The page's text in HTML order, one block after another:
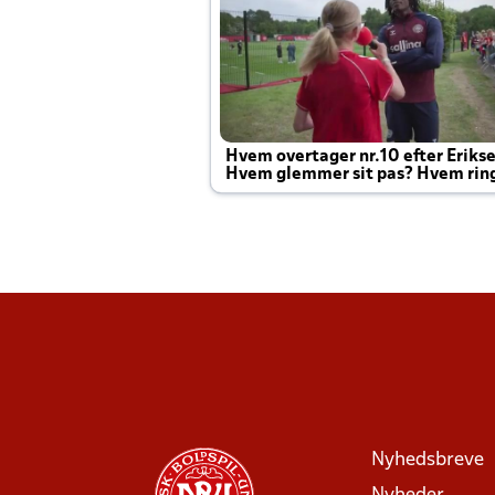
Hvem overtager nr.10 efter
Hvem glemmer sit pas? Hvem
Joachim altid til efter kampe?
Nyhedsbreve